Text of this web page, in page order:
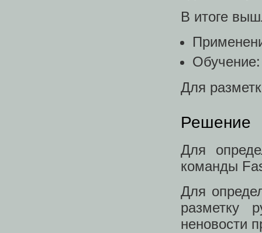
В итоге
Для
Решение
Для
команды
Для
разметку
неновости